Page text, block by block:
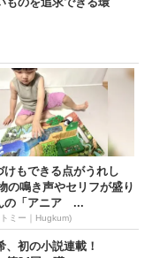
けもできる点がうれし
の鳴き声やセリフが盛り
の「アニア ...
ミー｜Hugkum)
初の小説連載！